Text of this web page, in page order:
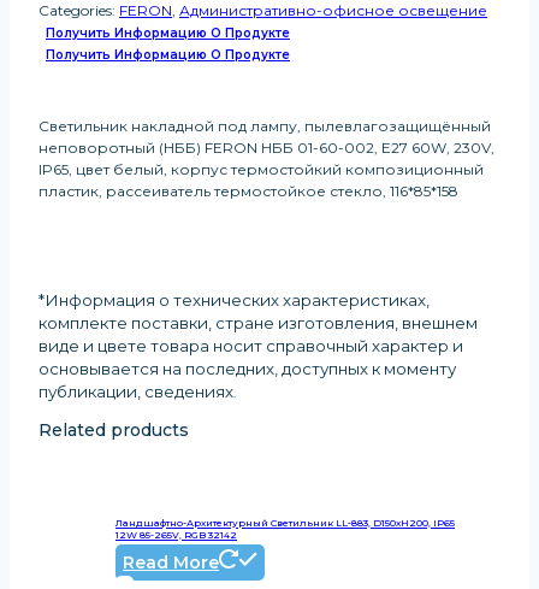
Categories: FERON, Административно-офисное освещение
Получить Информацию О Продукте
Получить Информацию О Продукте
Светильник накладной под лампу, пылевлагозащищённый
неповоротный (НББ) FERON НББ 01-60-002, E27 60W, 230V,
IP65, цвет белый, корпус термостойкий композиционный
пластик, рассеиватель термостойкое стекло, 116*85*158
*Информация о технических характеристиках,
комплекте поставки, стране изготовления, внешнем
виде и цвете товара носит справочный характер и
основывается на последних, доступных к моменту
публикации, сведениях.
Related products
Ландшафтно-Архитектурный Светильник LL-883, D150xH200, IP65
12W 85-265V, RGB 32142
Read More